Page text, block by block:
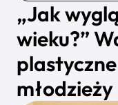
Miasto
Kategoria
„Jak
wieku?”
młodzieży